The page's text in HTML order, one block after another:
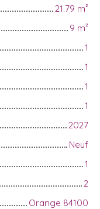
21.79 m²
9 m²
1
1
1
1
2027
Neuf
1
2
Orange 84100